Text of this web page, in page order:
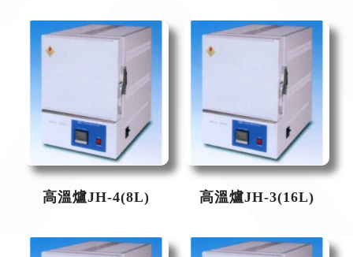
高溫爐JH-4(8L) 高溫爐JH-3(16L)